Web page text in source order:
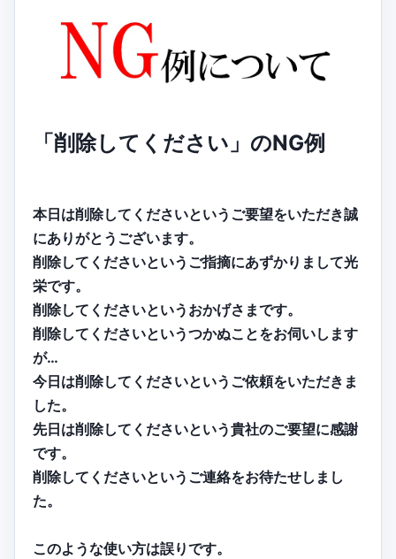
「削除してください」のNG例
本日は削除してくださいというご要望をいただき誠
にありがとうございます。
削除してくださいというご指摘にあずかりまして光
栄です。
削除してくださいというおかげさまです。
削除してくださいというつかぬことをお伺いします
が…
今日は削除してくださいというご依頼をいただきま
した。
先日は削除してくださいという貴社のご要望に感謝
です。
削除してくださいというご連絡をお待たせしまし
た。
このような使い方は誤りです。